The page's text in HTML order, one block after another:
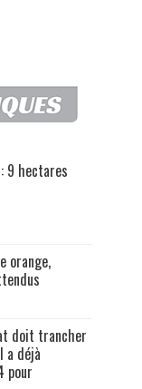
9 hectares
orange,
doit trancher
a déjà
pour